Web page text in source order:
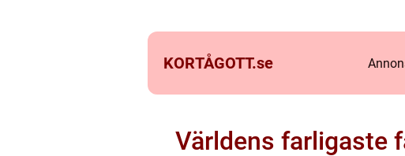
KORTÅGOTT.se
Världens farligaste